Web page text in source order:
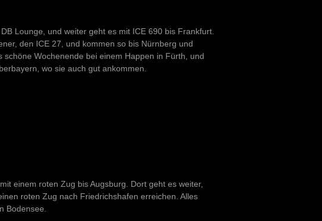
Lounge, und weiter geht es mit ICE 690 bis Frankfurt.
den ICE 27, und kommen so bis Nürnberg und
Wochenende bei einem Happen in Fürth, und
wo sie auch gut ankommen.
einem roten Zug bis Augsburg. Dort geht es weiter,
roten Zug nach Friedrichshafen erreichen. Alles
Bodensee.